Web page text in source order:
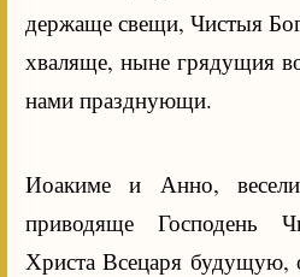
держаще свещи, Чистыя
хваляще, ныне грядущия
нами празднующи.
Иоакиме и Анно,
приводяще Господень
Христа Всецаря